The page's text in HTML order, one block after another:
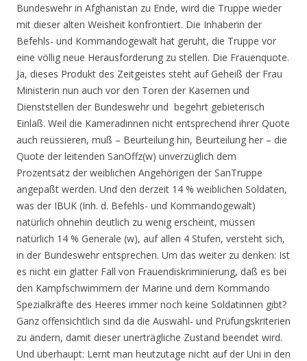
Bundeswehr in Afghanistan zu Ende, wird die Truppe wieder
mit dieser alten Weisheit konfrontiert. Die Inhaberin der
Befehls- und Kommandogewalt hat geruht, die Truppe vor
eine völlig neue Herausforderung zu stellen. Die Frauenquote.
Ja, dieses Produkt des Zeitgeistes steht auf Geheiß der Frau
Ministerin nun auch vor den Toren der Kasernen und
Dienststellen der Bundeswehr und begehrt gebieterisch
Einlaß. Weil die Kameradinnen nicht entsprechend ihrer Quote
auch reüssieren, muß – Beurteilung hin, Beurteilung her – die
Quote der leitenden SanOffz(w) unverzüglich dem
Prozentsatz der weiblichen Angehörigen der SanTruppe
angepaßt werden. Und den derzeit 14 % weiblichen Soldaten,
was der IBUK (Inh. d. Befehls- und Kommandogewalt)
natürlich ohnehin deutlich zu wenig erscheint, müssen
natürlich 14 % Generale (w), auf allen 4 Stufen, versteht sich,
in der Bundeswehr entsprechen. Um das weiter zu denken: Ist
es nicht ein glatter Fall von Frauendiskriminierung, daß es bei
den Kampfschwimmern der Marine und dem Kommando
Spezialkräfte des Heeres immer noch keine Soldatinnen gibt?
Ganz offensichtlich sind da die Auswahl- und Prüfungskriterien
zu ändern, damit dieser unerträgliche Zustand beendet wird.
Und überhaupt: Lernt man heutzutage nicht auf der Uni in den